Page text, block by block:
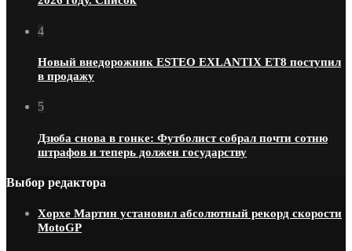
4
Новый внедорожник ESTEO EXLANTIX ET8 поступил
в продажу
5
Дзюба снова в гонке: Футболист собрал почти сотню
штрафов и теперь должен государству
Выбор редактора
Хорхе Мартин установил абсолютный рекорд скорости
MotoGP